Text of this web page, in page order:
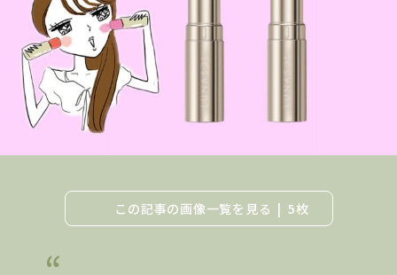
この記事の画像一覧を見る 5枚